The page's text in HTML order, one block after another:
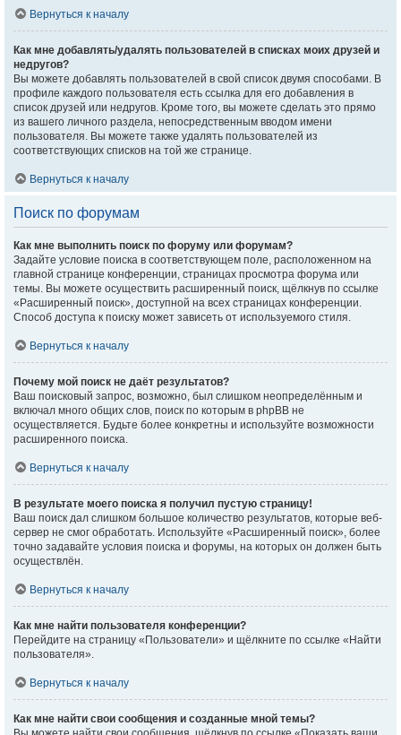
Вернуться к началу
Как мне добавлять/удалять пользователей в списках моих друзей и
недругов?
Вы можете добавлять пользователей в свой список двумя способами. В
профиле каждого пользователя есть ссылка для его добавления в
список друзей или недругов. Кроме того, вы можете сделать это прямо
из вашего личного раздела, непосредственным вводом имени
пользователя. Вы можете также удалять пользователей из
соответствующих списков на той же странице.
Вернуться к началу
Поиск по форумам
Как мне выполнить поиск по форуму или форумам?
Задайте условие поиска в соответствующем поле, расположенном на
главной странице конференции, страницах просмотра форума или
темы. Вы можете осуществить расширенный поиск, щёлкнув по ссылке
«Расширенный поиск», доступной на всех страницах конференции.
Способ доступа к поиску может зависеть от используемого стиля.
Вернуться к началу
Почему мой поиск не даёт результатов?
Ваш поисковый запрос, возможно, был слишком неопределённым и
включал много общих слов, поиск по которым в phpBB не
осуществляется. Будьте более конкретны и используйте возможности
расширенного поиска.
Вернуться к началу
В результате моего поиска я получил пустую страницу!
Ваш поиск дал слишком большое количество результатов, которые веб-
сервер не смог обработать. Используйте «Расширенный поиск», более
точно задавайте условия поиска и форумы, на которых он должен быть
осуществлён.
Вернуться к началу
Как мне найти пользователя конференции?
Перейдите на страницу «Пользователи» и щёлкните по ссылке «Найти
пользователя».
Вернуться к началу
Как мне найти свои сообщения и созданные мной темы?